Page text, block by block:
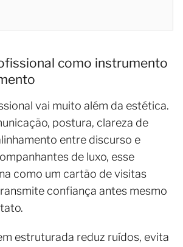
como instrumento
vai muito além da estética.
postura, clareza de
entre discurso e
de luxo, esse
como um cartão de visitas
confiança antes mesmo
estruturada reduz ruídos, evita